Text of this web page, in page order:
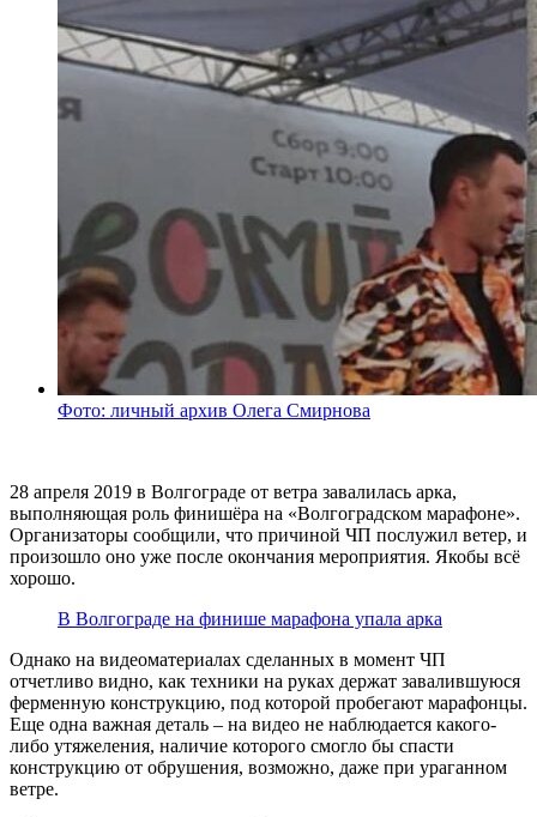
Фото: личный архив Олега Смирнова
28 апреля 2019 в Волгограде от ветра завалилась арка,
выполняющая роль финишёра на «Волгоградском марафоне».
Организаторы сообщили, что причиной ЧП послужил ветер, и
произошло оно уже после окончания мероприятия. Якобы всё
хорошо.
В Волгограде на финише марафона упала арка
Однако на видеоматериалах сделанных в момент ЧП
отчетливо видно, как техники на руках держат завалившуюся
ферменную конструкцию, под которой пробегают марафонцы.
Еще одна важная деталь – на видео не наблюдается какого-
либо утяжеления, наличие которого смогло бы спасти
конструкцию от обрушения, возможно, даже при ураганном
ветре.